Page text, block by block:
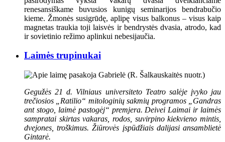
renesansiškame buvusios kunigų seminarijos bendrabučio
kieme. Žmonės susigrūdę, aplipę visus balkonus – visus kaip
magnetas traukia toji laisvės ir bendrystės dvasia, atrodo, kad
ir sovietinio režimo aplinkui nebesijaučia.
Laimės trupinukai
Gegužės 21 d. Vilniaus universiteto Teatro salėje įvyko jau
trečiosios „Ratilio“ mitologinių sakmių programos „Gandras
ant stogo, laimė pastogėj“ premjera. Deivei Laimai ir laimės
sampratai skirtas vakaras, rodos, suvirpino kiekvieno mintis,
dvejones, troškimus. Žiūrovės įspūdžiais dalijasi ansamblietė
Gintarė.